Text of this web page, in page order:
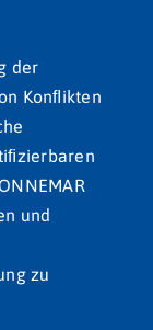
der
Konﬂikten
und
zu